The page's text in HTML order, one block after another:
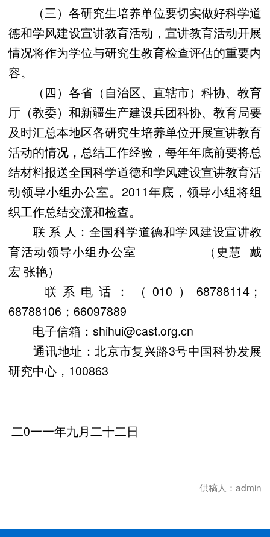
（三）各研究生培养单位要切实做好科学道
德和学风建设宣讲教育活动，宣讲教育活动开展
情况将作为学位与研究生教育检查评估的重要内
容。
（四）各省（自治区、直辖市）科协、教育
厅（教委）和新疆生产建设兵团科协、教育局要
及时汇总本地区各研究生培养单位开展宣讲教育
活动的情况，总结工作经验，每年年底前要将总
结材料报送全国科学道德和学风建设宣讲教育活
动领导小组办公室。2011年底，领导小组将组
织工作总结交流和检查。
联 系 人：全国科学道德和学风建设宣讲教
育活动领导小组办公室 （史慧 戴
宏 张艳）
联系电话：（010）68788114；
68788106；66097889
电子信箱：shihui@cast.org.cn
通讯地址：北京市复兴路3号中国科协发展
研究中心，100863
二0一一年九月二十二日
供稿人：admin